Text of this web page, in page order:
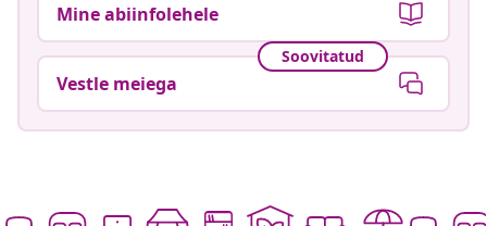
Mine abiinfolehele
Soovitatud
Vestle meiega